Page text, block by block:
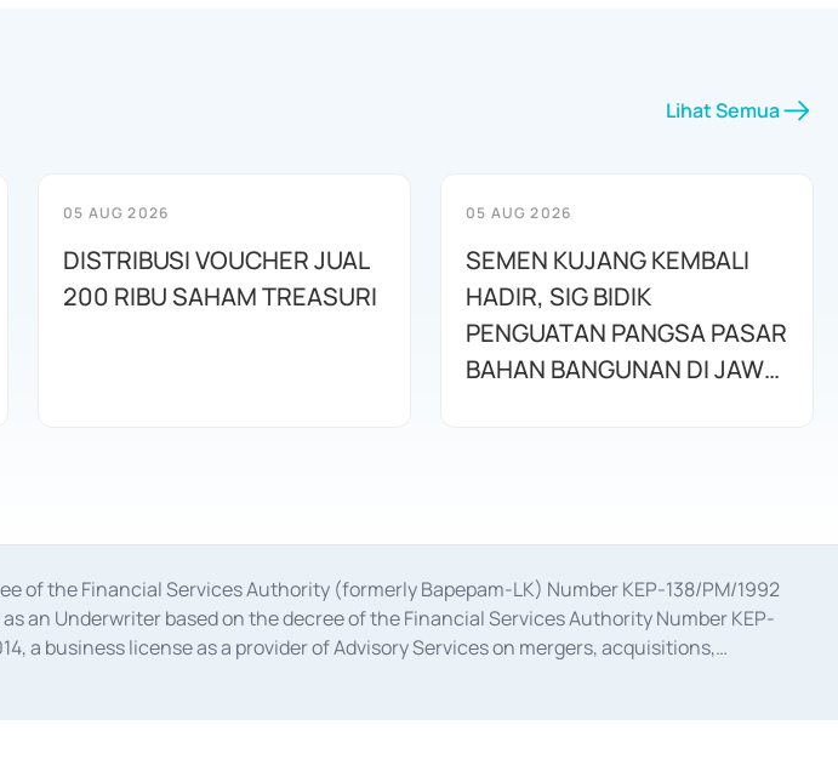
Lihat Semua
05 AUG 2026
DISTRIBUSI VOUCHER JUAL
200 RIBU SAHAM TREASURI
05 AUG 2026
SEMEN KUJANG KEMBALI
HADIR, SIG BIDIK
PENGUATAN PANGSA PASAR
BAHAN BANGUNAN DI JAWA
of the Financial Services Authority (formerly Bapepam-LK) Number KEP-138/PM/1992
an Underwriter based on the decree of the Financial Services Authority Number KEP-
a business license as a provider of Advisory Services on mergers, acquisitions,
S-67/PM.21/2014 dated February 28, 2014, a business license as a provider of